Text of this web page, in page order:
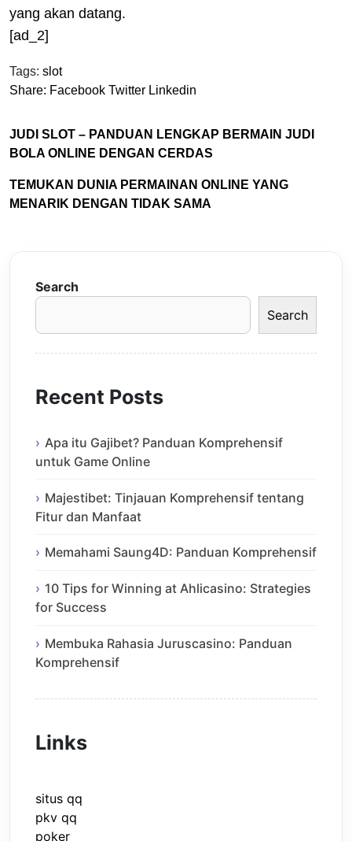
yang akan datang.
[ad_2]
Tags: slot
Share: Facebook Twitter Linkedin
JUDI SLOT – PANDUAN LENGKAP BERMAIN JUDI
BOLA ONLINE DENGAN CERDAS
TEMUKAN DUNIA PERMAINAN ONLINE YANG
MENARIK DENGAN TIDAK SAMA
Search
Search
Recent Posts
Apa itu Gajibet? Panduan Komprehensif
untuk Game Online
Majestibet: Tinjauan Komprehensif tentang
Fitur dan Manfaat
Memahami Saung4D: Panduan Komprehensif
10 Tips for Winning at Ahlicasino: Strategies
for Success
Membuka Rahasia Juruscasino: Panduan
Komprehensif
Links
situs qq
pkv qq
poker